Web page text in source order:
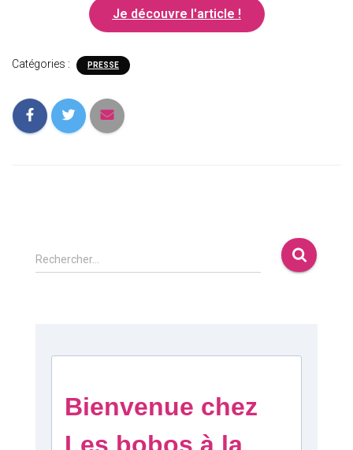
Je découvre l'article !
Catégories : PRESSE
Rechercher…